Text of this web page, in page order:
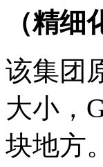
（精细
该集团
大小
块地方